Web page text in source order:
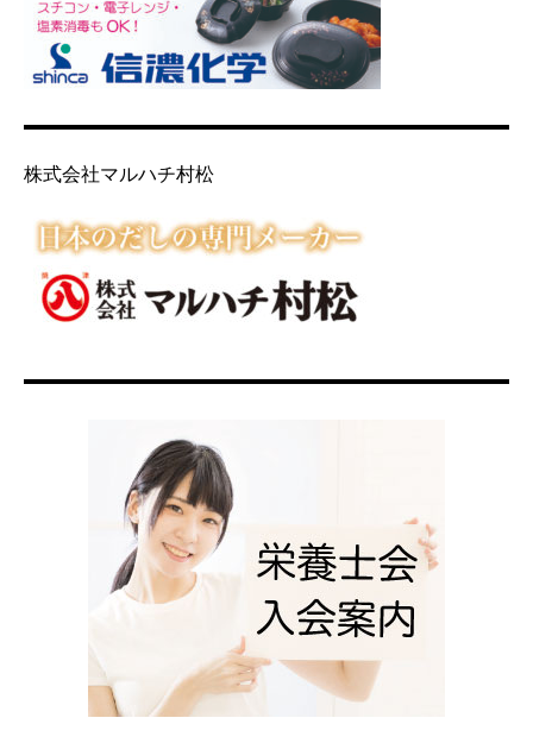
株式会社マルハチ村松